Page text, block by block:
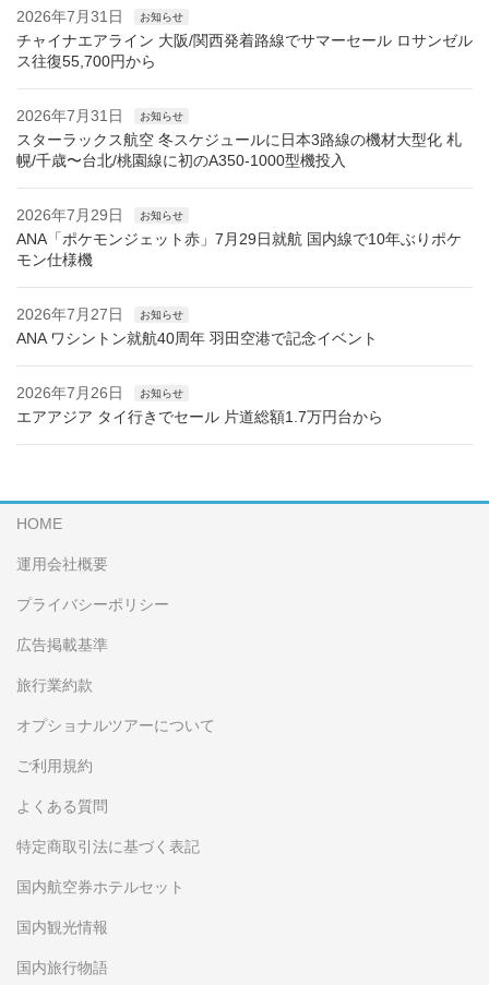
2026年7月31日 お知らせ
チャイナエアライン 大阪/関西発着路線でサマーセール ロサンゼル
ス往復55,700円から
2026年7月31日 お知らせ
スターラックス航空 冬スケジュールに日本3路線の機材大型化 札
幌/千歳〜台北/桃園線に初のA350-1000型機投入
2026年7月29日 お知らせ
ANA「ポケモンジェット赤」7月29日就航 国内線で10年ぶりポケ
モン仕様機
2026年7月27日 お知らせ
ANA ワシントン就航40周年 羽田空港で記念イベント
2026年7月26日 お知らせ
エアアジア タイ行きでセール 片道総額1.7万円台から
HOME
運用会社概要
プライバシーポリシー
広告掲載基準
旅行業約款
オプショナルツアーについて
ご利用規約
よくある質問
特定商取引法に基づく表記
国内航空券ホテルセット
国内観光情報
国内旅行物語